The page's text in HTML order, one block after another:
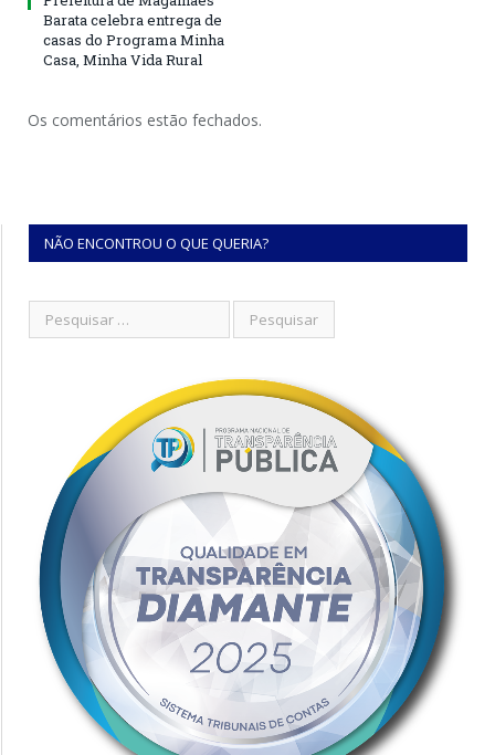
Barata celebra entrega de
casas do Programa Minha
Casa, Minha Vida Rural
Os comentários estão fechados.
NÃO ENCONTROU O QUE QUERIA?